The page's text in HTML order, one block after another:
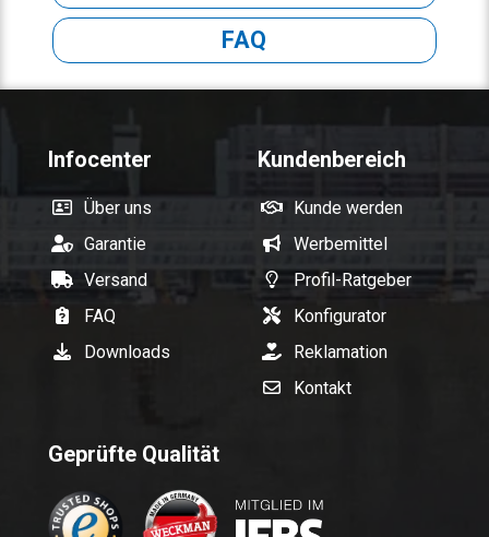
FAQ
Infocenter
Über uns
Garantie
Versand
FAQ
Downloads
Kundenbereich
Kunde werden
Werbemittel
Profil-Ratgeber
Konfigurator
Reklamation
Kontakt
Geprüfte Qualität